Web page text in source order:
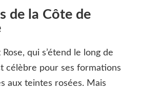
de la Côte de
qui s’étend le long de
célèbre pour ses formations
aux teintes rosées. Mais